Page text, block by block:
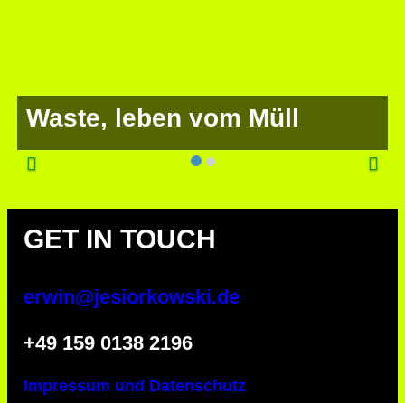
Waste, leben vom Müll
GET IN TOUCH
erwin@jesiorkowski.de
‭+49 159 0138 2196
Impressum und Datenschutz